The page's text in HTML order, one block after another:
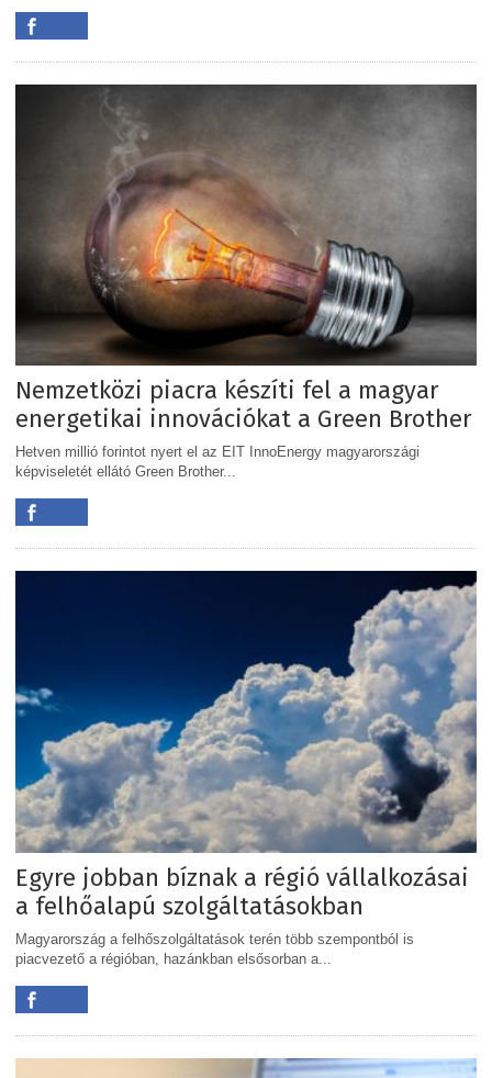
Nemzetközi piacra készíti fel a magyar
energetikai innovációkat a Green Brother
Hetven millió forintot nyert el az EIT InnoEnergy magyarországi
képviseletét ellátó Green Brother...
Egyre jobban bíznak a régió vállalkozásai
a felhőalapú szolgáltatásokban
Magyarország a felhőszolgáltatások terén több szempontból is
piacvezető a régióban, hazánkban elsősorban a...